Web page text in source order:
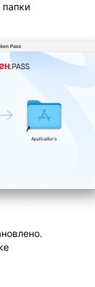
папки